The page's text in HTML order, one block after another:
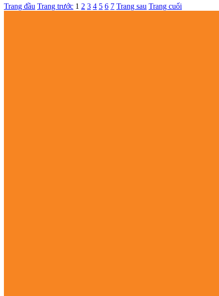
Trang đầu Trang trước 1 2 3 4 5 6 7 Trang sau Trang cuối